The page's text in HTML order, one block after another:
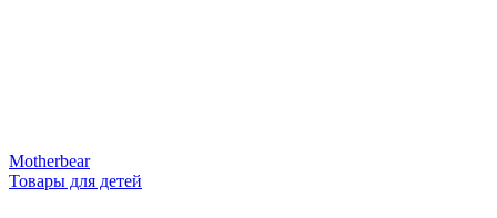
Motherbear
Товары для детей